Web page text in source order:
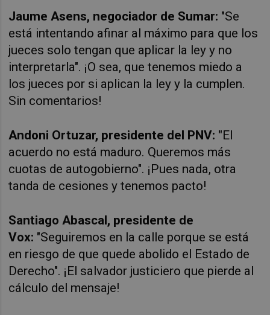
Jaume Asens, negociador de Sumar: "Se
está intentando afinar al máximo para que los
jueces solo tengan que aplicar la ley y no
interpretarla". ¡O sea, que tenemos miedo a
los jueces por si aplican la ley y la cumplen.
Sin comentarios!
Andoni Ortuzar, presidente del PNV: "El
acuerdo no está maduro. Queremos más
cuotas de autogobierno". ¡Pues nada, otra
tanda de cesiones y tenemos pacto!
Santiago Abascal, presidente de
Vox: "Seguiremos en la calle porque se está
en riesgo de que quede abolido el Estado de
Derecho". ¡El salvador justiciero que pierde al
cálculo del mensaje!